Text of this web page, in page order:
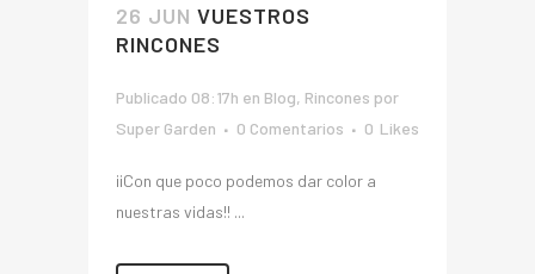
26 JUN VUESTROS
RINCONES
Publicado 08:17h en Blog, Rincones por
Super Garden
0 Comentarios 0 Likes
¡¡Con que poco podemos dar color a
nuestras vidas!! ...